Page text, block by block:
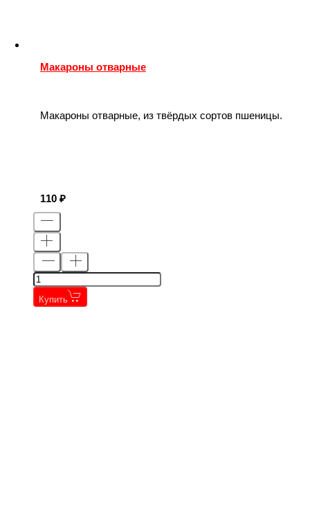
Макароны отварные
Макароны отварные, из твёрдых сортов пшеницы.
110
Купить